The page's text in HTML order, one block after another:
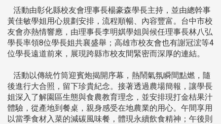
活動由彰化縣校友會理事長楊豪森學長主持，並由總幹事
黃佳敏學姐用心規劃安排，流程順暢、內容豐富。台中市校
友會亦熱情響應，由理事長李明娸學姐與候任理事長林八弘
學長率領8位學長姐共襄盛舉；高雄市校友會也有謝冠浤等4
位學長遠道前來，展現跨縣市校友間緊密而深厚的連結。
活動以傳統竹筒迎賓炮揭開序幕，熱鬧氣氛瞬間點燃，隨
後進行大合照，留下珍貴紀念。接著透過農場簡報，讓學長
姐深入了解園區生態與食農教育理念，並安排現打金桔果汁
體驗，從產地到餐桌，親身感受在地農業的用心。午間享用
以當季食材入菜的減碳風味餐，體現永續飲食精神；午後則